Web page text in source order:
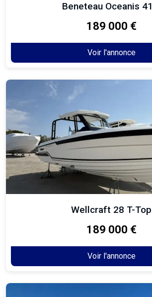
Beneteau Oceanis
189 000 €
Voir l'annonce
Wellcraft 28 T-Top
189 000 €
Voir l'annonce